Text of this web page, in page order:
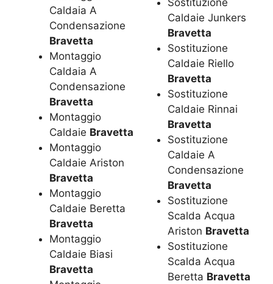
Caldaia A
Condensazione
Bravetta
Montaggio
Caldaia A
Condensazione
Bravetta
Montaggio
Caldaie Bravetta
Montaggio
Caldaie Ariston
Bravetta
Montaggio
Caldaie Beretta
Bravetta
Montaggio
Caldaie Biasi
Bravetta
Sostituzione
Caldaie Junkers
Bravetta
Sostituzione
Caldaie Riello
Bravetta
Sostituzione
Caldaie Rinnai
Bravetta
Sostituzione
Caldaie A
Condensazione
Bravetta
Sostituzione
Scalda Acqua
Ariston Bravetta
Sostituzione
Scalda Acqua
Beretta Bravetta